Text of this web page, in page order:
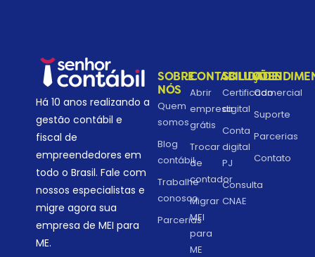
Há 10 anos realizando a
gestão contábil e
fiscal de
empreendedores em
todo o Brasil. Fale com
nossos especialistas e
migre agora sua
empresa de MEI para
ME.
SOBRE
NÓS
Quem
somos
Blog
contábil
Trabalhe
conosco
Parcerias
CONTABILIDADE
Abrir
empresa
grátis
Trocar
de
contador
Migrar
MEI
para
ME
SOLUÇÕES
Certificado
digital
Conta
digital
PJ
Consulta
CNAE
Comercial
Suporte
Parcerias
Contato